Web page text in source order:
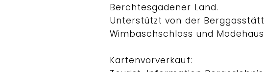
Berchtesgadener Land.
Unterstützt von der
Wimbaschschloss und
Kartenvorverkauf: